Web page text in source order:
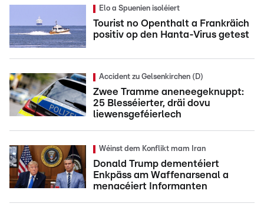
Elo a Spuenien isoléiert
Tourist no Openthalt a Frankräich
positiv op den Hanta-Virus getest
Accident zu Gelsenkirchen (D)
Zwee Tramme aneneegeknuppt:
25 Blesséierter, dräi dovu
liewensgeféierlech
Wéinst dem Konflikt mam Iran
Donald Trump dementéiert
Enkpäss am Waffenarsenal a
menacéiert Informanten